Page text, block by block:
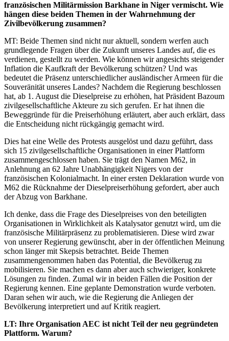
französischen Militärmission Barkhane in Niger vermischt. Wie
hängen diese beiden Themen in der Wahrnehmung der
Zivilbevölkerung zusammen?
MT: Beide Themen sind nicht nur aktuell, sondern werfen auch
grundlegende Fragen über die Zukunft unseres Landes auf, die es
verdienen, gestellt zu werden. Wie können wir angesichts steigender
Inflation die Kaufkraft der Bevölkerung schützen? Und was
bedeutet die Präsenz unterschiedlicher ausländischer Armeen für die
Souveränität unseres Landes? Nachdem die Regierung beschlossen
hat, ab 1. August die Dieselpreise zu erhöhen, hat Präsident Bazoum
zivilgesellschaftliche Akteure zu sich gerufen. Er hat ihnen die
Beweggründe für die Preiserhöhung erläutert, aber auch erklärt, dass
die Entscheidung nicht rückgängig gemacht wird.
Dies hat eine Welle des Protests ausgelöst und dazu geführt, dass
sich 15 zivilgesellschaftliche Organisationen in einer Plattform
zusammengeschlossen haben. Sie trägt den Namen M62, in
Anlehnung an 62 Jahre Unabhängigkeit Nigers von der
französischen Kolonialmacht. In einer ersten Deklaration wurde von
M62 die Rücknahme der Dieselpreiserhöhung gefordert, aber auch
der Abzug von Barkhane.
Ich denke, dass die Frage des Dieselpreises von den beteiligten
Organisationen in Wirklichkeit als Katalysator genutzt wird, um die
französische Militärpräsenz zu problematisieren. Diese wird zwar
von unserer Regierung gewünscht, aber in der öffentlichen Meinung
schon länger mit Skepsis betrachtet. Beide Themen
zusammengenommen haben das Potential, die Bevölkerug zu
mobilisieren. Sie machen es dann aber auch schwieriger, konkrete
Lösungen zu finden. Zumal wir in beiden Fällen die Position der
Regierung kennen. Eine geplante Demonstration wurde verboten.
Daran sehen wir auch, wie die Regierung die Anliegen der
Bevölkerung interpretiert und auf Kritik reagiert.
LT: Ihre Organisation AEC ist nicht Teil der neu gegründeten
Plattform. Warum?